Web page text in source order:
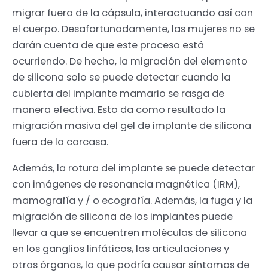
migrar fuera de la cápsula, interactuando así con
el cuerpo. Desafortunadamente, las mujeres no se
darán cuenta de que este proceso está
ocurriendo. De hecho, la migración del elemento
de silicona solo se puede detectar cuando la
cubierta del implante mamario se rasga de
manera efectiva. Esto da como resultado la
migración masiva del gel de implante de silicona
fuera de la carcasa.
Además, la rotura del implante se puede detectar
con imágenes de resonancia magnética (IRM),
mamografía y / o ecografía. Además, la fuga y la
migración de silicona de los implantes puede
llevar a que se encuentren moléculas de silicona
en los ganglios linfáticos, las articulaciones y
otros órganos, lo que podría causar síntomas de